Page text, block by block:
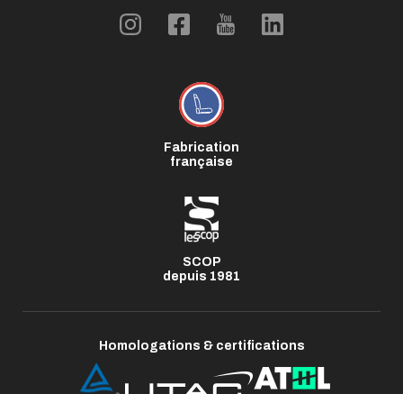
Fabrication
française
SCOP
depuis 1981
Homologations & certifications